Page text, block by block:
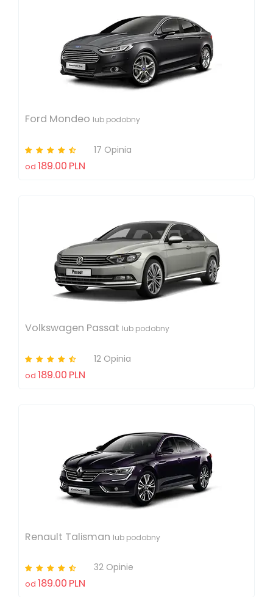
Ford Mondeo lub podobny
17 Opinia
od 189.00 PLN
Volkswagen Passat lub podobny
12 Opinia
od 189.00 PLN
Renault Talisman lub podobny
32 Opinie
od 189.00 PLN